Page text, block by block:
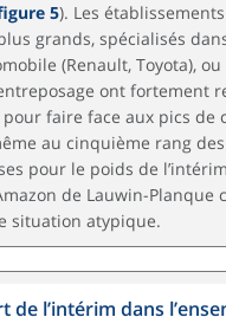
5). Les
grands, spécialisés
(Renault, Toyota),
ont fortement
faire face aux pics de
au cinquième rang
pour le poids de
de Lauwin-Planque
situation atypique.
de l’intérim dans